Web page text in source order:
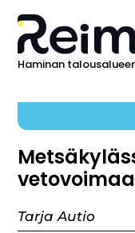
Haminan
Tarja Autio